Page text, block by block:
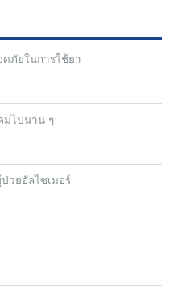
ภัยในการใช้ยา
มไปนาน ๆ
วยอัลไซเมอร์